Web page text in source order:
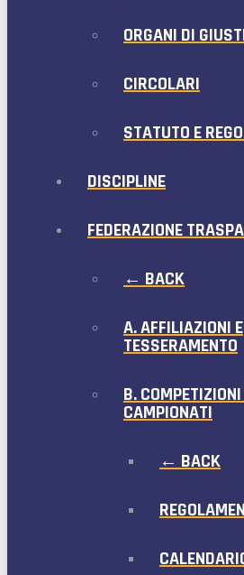
ORGANI DI
CIRCOLARI
STATUTO E
DISCIPLINE
FEDERAZIONE
← BACK
A. AFFILIAZIONI E
TESSERAMENTO
B.
CAMPIONATI
← BACK